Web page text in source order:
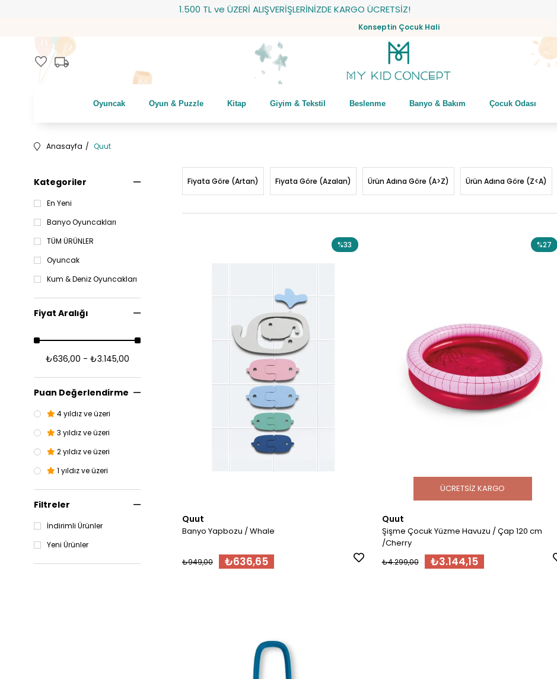
1.500 TL ve ÜZERİ ALIŞVERİŞLERİNİZDE KARGO ÜCRETSİZ!
Konseptin Çocuk Hali
favorite local_shipping
Oyuncak Oyun & Puzzle Kitap Giyim & Tekstil Beslenme Banyo & Bakım Çocuk Odası
Anasayfa Quut
Kategoriler
En Yeni
Banyo Oyuncakları
TÜM ÜRÜNLER
Oyuncak
Kum & Deniz Oyuncakları
Fiyat Aralığı
₺636,00 - ₺3.145,00
Puan Değerlendirme
4 yıldız ve üzeri
3 yıldız ve üzeri
2 yıldız ve üzeri
1 yıldız ve üzeri
Filtreler
İndirimli Ürünler
Yeni Ürünler
Fiyata Göre (Artan) Fiyata Göre (Azalan) Ürün Adına Göre (A>Z) Ürün Adına Göre (Z<A)
Quut
Banyo Yapbozu / Whale
₺636,65
₺949,00
%33
Quut
Şişme Çocuk Yüzme Havuzu / Çap 120 cm
/Cherry
₺3.144,15
₺4.299,00
%27
ÜCRETSIZ KARGO